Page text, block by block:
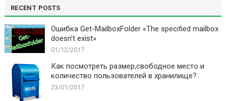
RECENT POSTS
Ошибка Get-MailboxFolder «The specified mailbox
doesn’t exist»
01/12/2017
Как посмотреть размер,свободное место и
количество пользователей в хранилище?
23/01/2017